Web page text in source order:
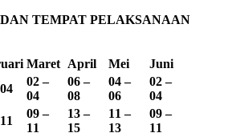
TEMPAT PELAKSANAAN
Maret April Mei
Juni
02 –
04
06 –
08
04 –
06
02 –
04
09 –
11
13 –
15
11 –
13
09 –
11